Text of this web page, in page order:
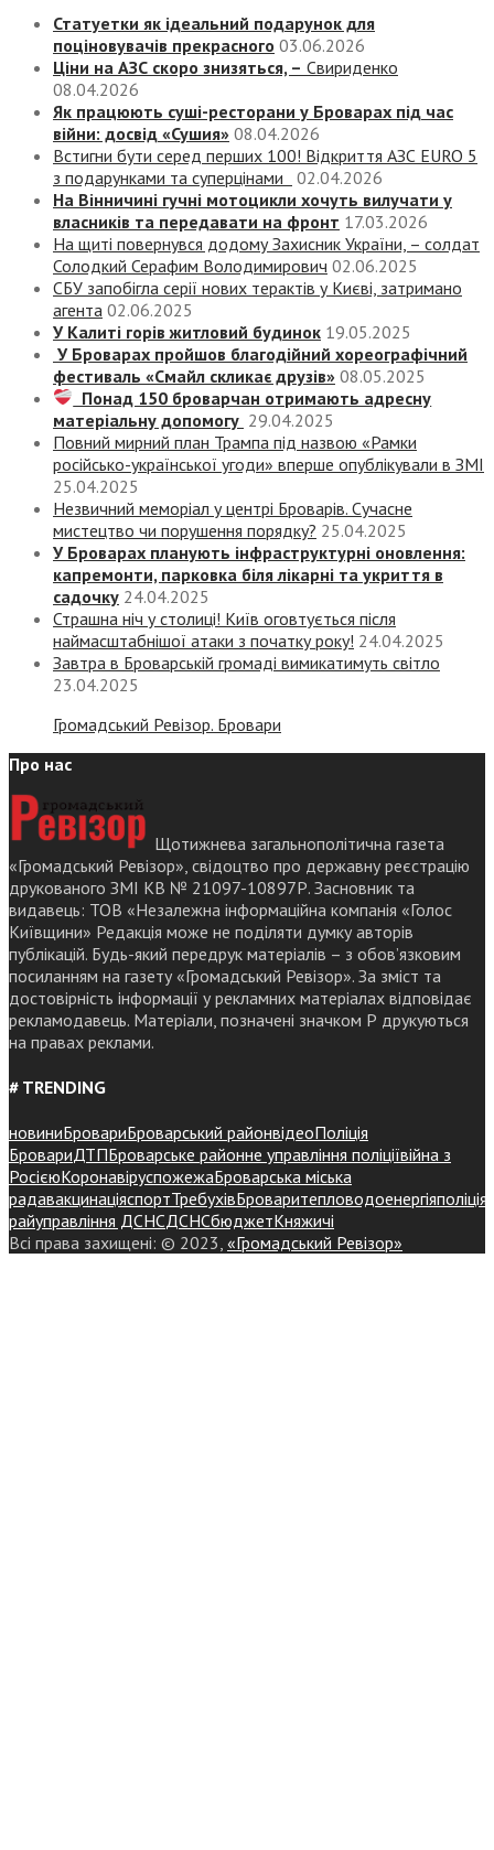
Статуетки як ідеальний подарунок для
поціновувачів прекрасного 03.06.2026
Ціни на АЗС скоро знизяться, – Свириденко
08.04.2026
Як працюють суші-ресторани у Броварах під час
війни: досвід «Сушия» 08.04.2026
Встигни бути серед перших 100! Відкриття АЗС EURO 5
з подарунками та суперцінами
02.04.2026
На Вінничині гучні мотоцикли хочуть вилучати у
власників та передавати на фронт 17.03.2026
На щиті повернувся додому Захисник України, – солдат
Солодкий Серафим Володимирович 02.06.2025
СБУ запобігла серії нових терактів у Києві, затримано
агента 02.06.2025
У Калиті горів житловий будинок 19.05.2025
У Броварах пройшов благодійний хореографічний
фестиваль «Смайл скликає друзів» 08.05.2025
Понад 150 броварчан отримають адресну
матеріальну допомогу 29.04.2025
Повний мирний план Трампа під назвою «‎Рамки
російсько-української угоди» вперше опублікували в ЗМІ
25.04.2025
Незвичний меморіал у центрі Броварів. Сучасне
мистецтво чи порушення порядку? 25.04.2025
У Броварах планують інфраструктурні оновлення:
капремонти, парковка біля лікарні та укриття в
садочку 24.04.2025
Страшна ніч у столиці! Київ оговтується після
наймасштабнішої атаки з початку року! 24.04.2025
Завтра в Броварській громаді вимикатимуть світло
23.04.2025
Громадський Ревізор. Бровари
Про нас
Щотижнева загальнополітична газета
«Громадський Ревізор», свідоцтво про державну реєстрацію
друкованого ЗМІ КВ № 21097-10897Р. Засновник та
видавець: ТОВ «Незалежна інформаційна компанія «Голос
Київщини» Редакція може не поділяти думку авторів
публікацій. Будь-який передрук матеріалів – з обов’язковим
посиланням на газету «Громадський Ревізор». За зміст та
достовірність інформації у рекламних матеріалах відповідає
рекламодавець. Матеріали, позначені значком Р друкуються
на правах реклами.
# TRENDING
новиниБровариБроварський районвідеоПоліція
БровариДТПБроварське районне управління поліціївійна з
РосієюКоронавіруспожежаБроварська міська
радавакцинаціяспортТребухівБроваритепловодоенергіяполіція
райуправління ДСНСДСНСбюджетКняжичі
Всі права захищені: © 2023, «Громадський Ревізор»